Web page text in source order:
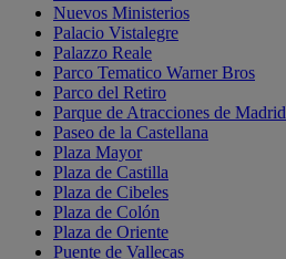
Nuevos Ministerios
Palacio Vistalegre
Palazzo Reale
Parco Tematico Warner Bros
Parco del Retiro
Parque de Atracciones de Madrid
Paseo de la Castellana
Plaza Mayor
Plaza de Castilla
Plaza de Cibeles
Plaza de Colón
Plaza de Oriente
Puente de Vallecas